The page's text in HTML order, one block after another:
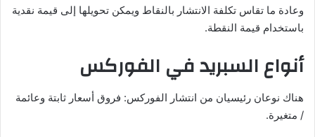
وعادة ما تقاس تكلفة الانتشار بالنقاط ويمكن تحويلها إلى قيمة نقدية
باستخدام قيمة النقطة.
أنواع السبريد في الفوركس
هناك نوعان رئيسيان من انتشار الفوركس: فروق أسعار ثابتة وعائمة
/ متغيرة.